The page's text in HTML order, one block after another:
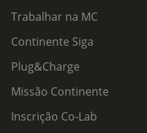
Trabalhar na MC
Continente Siga
Plug&Charge
Missão Continente
Inscrição Co-Lab